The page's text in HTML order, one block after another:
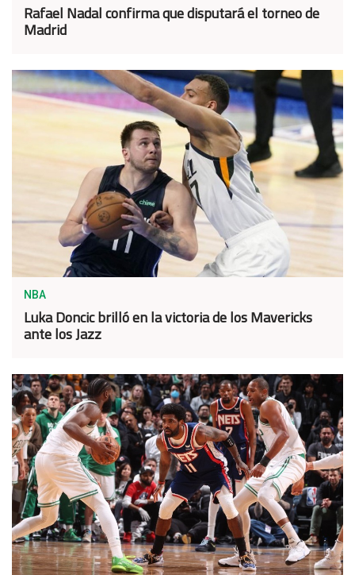
Rafael Nadal confirma que disputará el torneo de
Madrid
NBA
Luka Doncic brilló en la victoria de los Mavericks
ante los Jazz